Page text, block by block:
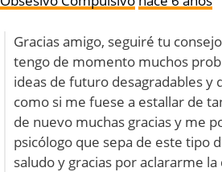
Gracias amigo, seguiré tu
tengo de momento muchos
ideas de futuro desagradables y
como si me fuese a estallar de
de nuevo muchas gracias y me
psicólogo que sepa de este tipo
saludo y gracias por aclararme la